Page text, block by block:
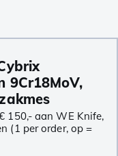
9Cr18MoV,
150,- aan WE Knife,
(1 per order, op =